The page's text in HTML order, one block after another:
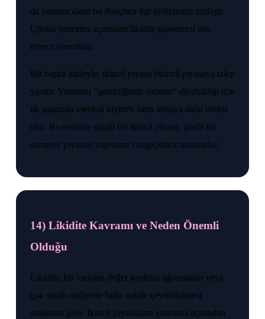
da yatırımcıların bu ihraçlara ilgi göstermesi zorlaşır.
Çünkü yatırımcı açısından likidite güvencesi son
derece önemlidir.
Bir başka ifadeyle, ikincil piyasa birincil piyasaya talep
yaratır. Yatırımcı “gerektiğinde satarım” diyebildiği için
ilk aşamada menkul kıymeti satın almaya daha istekli
olur. Bu nedenle güçlü bir ikincil piyasa, güçlü bir
sermaye piyasası yapısının vazgeçilmez unsurudur.
14) Likidite Kavramı ve Neden Önemli
Olduğu
Likidite, bir varlığın değer kaybına uğramadan veya
çok sınırlı maliyetle hızla nakde çevrilebilmesi
anlamına gelir. İkincil piyasaların yatırımcı açısından